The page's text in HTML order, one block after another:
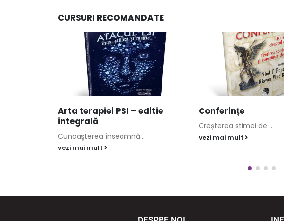
CURSURI RECOMANDATE
Arta terapiei PSI – editie
integrală
Cunoaşterea înseamnă...
vezi mai mult
Conferințe
Creșterea stimei de ...
vezi mai mult